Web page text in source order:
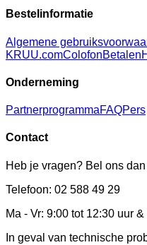
Bestelinformatie
Algemene
KRUU.comColofonBetalen
Onderneming
PartnerprogrammaFAQPers
Contact
Heb je vragen? Bel ons
Telefoon: 02 588 49 29
Ma - Vr: 9:00 tot 12:30 uur
In geval van technische